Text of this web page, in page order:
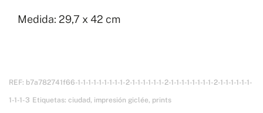
Medida: 29,7 x 42 cm
REF: b7a782741f66-1-1-1-1-1-1-1-1-1-2-1-1-1-1-1-1-2-1-1-1-1-1-1-1-1-2-1-1-1-1-1-1-
1-1-1-3 Etiquetas: ciudad, impresión giclée, prints